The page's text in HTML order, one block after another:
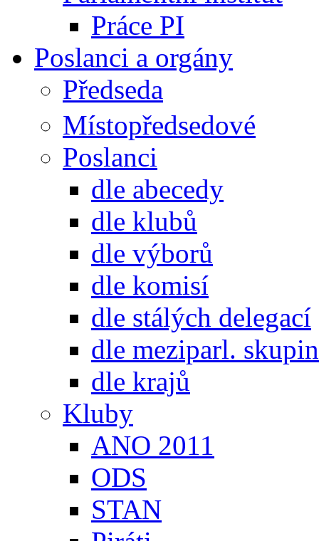
Práce PI
Poslanci a orgány
Předseda
Místopředsedové
Poslanci
dle abecedy
dle klubů
dle výborů
dle komisí
dle stálých delegací
dle meziparl. skupin
dle krajů
Kluby
ANO 2011
ODS
STAN